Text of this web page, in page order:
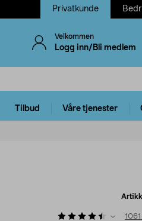
Privatkunde
Velkommen
Logg inn/Bli medlem
Tilbud Våre tjenester
1061